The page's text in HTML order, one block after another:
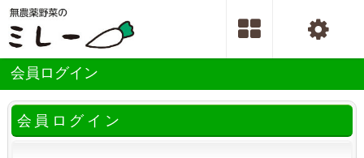
会員ログイン
会員ログイン